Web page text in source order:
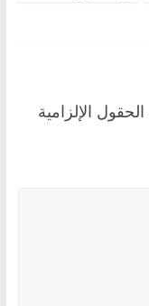
الحقول الإلزامية